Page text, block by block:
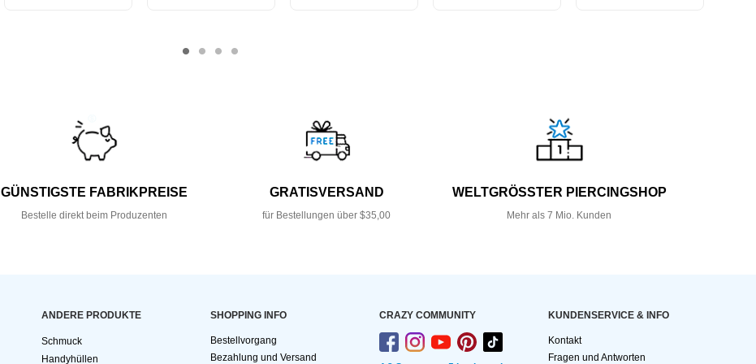
GÜNSTIGSTE FABRIKPREISE
Bestelle direkt beim Produzenten
GRATISVERSAND
für Bestellungen über $35,00
WELTGRÖSSTER PIERCINGSHOP
Mehr als 7 Mio. Kunden
ANDERE PRODUKTE
Schmuck
Handyhüllen
SHOPPING INFO
Bestellvorgang
Bezahlung und Versand
CRAZY COMMUNITY KUNDEN­SERVICE & INFO
Kontakt
Fragen und Antworten